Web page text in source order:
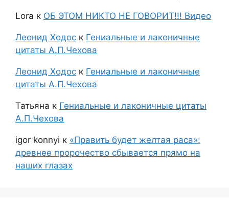
Lora к ОБ ЭТОМ НИКТО НЕ ГОВОРИТ!!! Видео
Леонид Ходос к Гениальные и лаконичные
цитаты А.П.Чехова
Леонид Ходос к Гениальные и лаконичные
цитаты А.П.Чехова
Татьяна к Гениальные и лаконичные цитаты
А.П.Чехова
igor konnyi к «Править будет желтая раса»:
древнее пророчество сбывается прямо на
наших глазах